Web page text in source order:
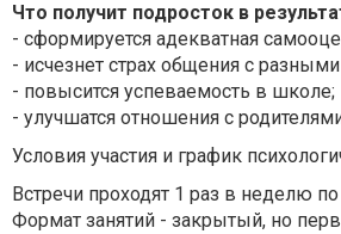
Что получит подросток в
- сформируется адекватная
- исчезнет страх общения с
- повысится успеваемость в школе;
- улучшатся отношения с
Условия участия и график
Встречи проходят 1 раз в неделю
Формат занятий - закрытый, но